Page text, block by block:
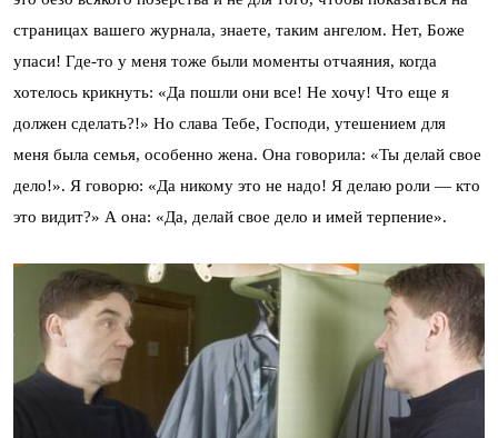
страницах вашего журнала, знаете, таким ангелом. Нет, Боже
упаси! Где-то у меня тоже были моменты отчаяния, когда
хотелось крикнуть: «Да пошли они все! Не хочу! Что еще я
должен сделать?!» Но слава Тебе, Господи, утешением для
меня была семья, особенно жена. Она говорила: «Ты делай свое
дело!». Я говорю: «Да никому это не надо! Я делаю роли — кто
это видит?» А она: «Да, делай свое дело и имей терпение».